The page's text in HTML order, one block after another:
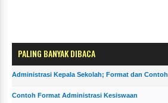
PALING BANYAK DIBACA
Administrasi Kepala Sekolah; Format dan Contoh
Contoh Format Administrasi Kesiswaan